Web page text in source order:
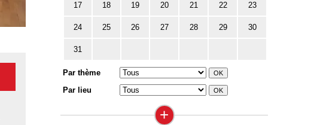
17 18 19 20 21 22 23
24 25 26 27 28 29 30
31
Par thème
Par lieu
+